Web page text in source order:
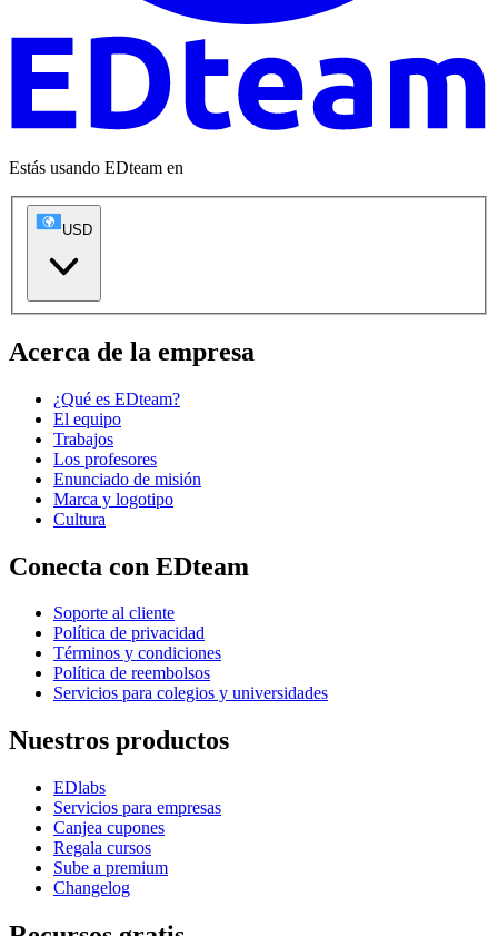
Estás usando EDteam en
USD
Acerca de la empresa
¿Qué es EDteam?
El equipo
Trabajos
Los profesores
Enunciado de misión
Marca y logotipo
Cultura
Conecta con EDteam
Soporte al cliente
Política de privacidad
Términos y condiciones
Política de reembolsos
Servicios para colegios y universidades
Nuestros productos
EDlabs
Servicios para empresas
Canjea cupones
Regala cursos
Sube a premium
Changelog